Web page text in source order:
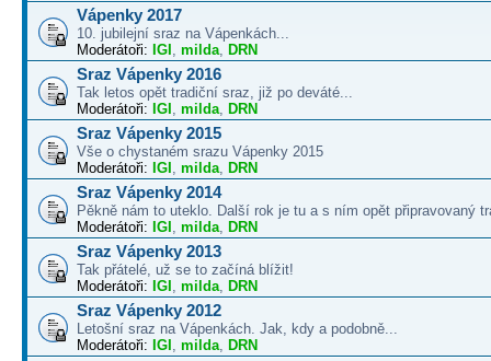
Vápenky 2017
10. jubilejní sraz na Vápenkách...
Moderátoři: IGI , milda, DRN
Sraz Vápenky 2016
Tak letos opět tradiční sraz, již po deváté...
Moderátoři: IGI , milda, DRN
Sraz Vápenky 2015
Vše o chystaném srazu Vápenky 2015
Moderátoři: IGI , milda, DRN
Sraz Vápenky 2014
Pěkně nám to uteklo. Další rok je tu a s ním opět připravovaný
Moderátoři: IGI , milda, DRN
Sraz Vápenky 2013
Tak přátelé, už se to začíná blížit!
Moderátoři: IGI , milda, DRN
Sraz Vápenky 2012
Letošní sraz na Vápenkách. Jak, kdy a podobně...
Moderátoři: IGI , milda, DRN